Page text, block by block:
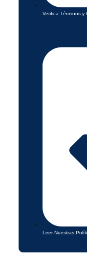
Verifica Términos
Leer Nuestras